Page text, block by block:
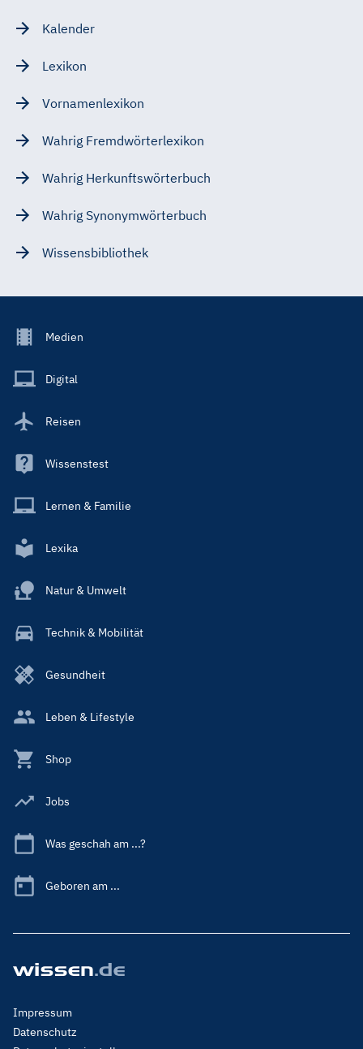
Kalender
Lexikon
Vornamenlexikon
Wahrig Fremdwörterlexikon
Wahrig Herkunftswörterbuch
Wahrig Synonymwörterbuch
Wissensbibliothek
Footer
Main
Medien
Digital
Reisen
Wissenstest
Lernen & Familie
Lexika
Natur & Umwelt
Technik & Mobilität
Gesundheit
Leben & Lifestyle
Shop
Jobs
Was geschah am ...?
Geboren am ...
Footer
Menu
Impressum
Datenschutz